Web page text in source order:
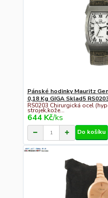
Pánské hodinky Mauritz
0,18 Kg GIGA Sklad5
RS0203 Chirurgická ocel
strojek,kože...
644 Kč/ks
Do košíku